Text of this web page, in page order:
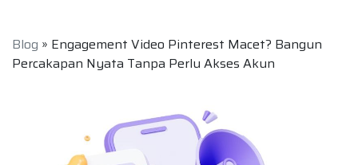
Blog » Engagement Video Pinterest Macet? Bangun
Percakapan Nyata Tanpa Perlu Akses Akun